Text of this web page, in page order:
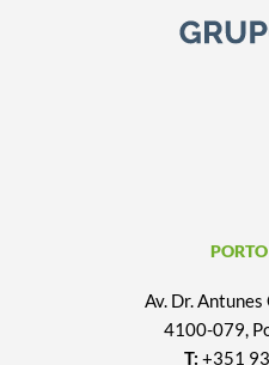
Av. Dr.
4100-079,
T: +351